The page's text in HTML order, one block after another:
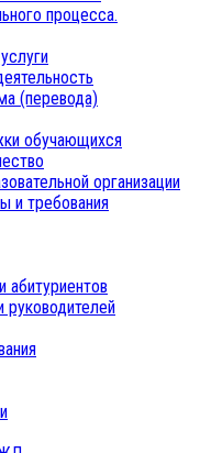
процесса.
(перевода)
обучающихся
организации
и требования
абитуриентов
руководителей